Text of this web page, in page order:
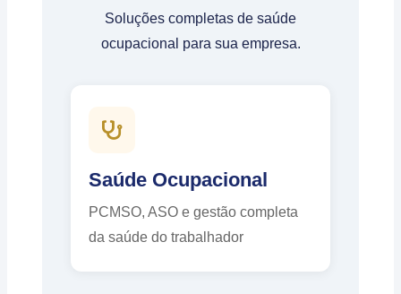
Soluções completas de saúde
ocupacional para sua empresa.
Saúde Ocupacional
PCMSO, ASO e gestão completa
da saúde do trabalhador